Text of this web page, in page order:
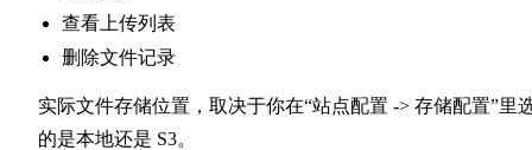
查看上传列表
删除文件记录
实际文件存储位置，取决于你在“站点配置 -> 存储配置”里
的是本地还是 S3。